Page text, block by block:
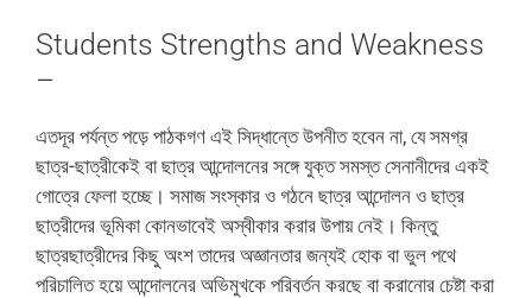
Students Strengths and Weakness
–
এতদূর পর্যন্ত পড়ে পাঠকগণ এই সিদ্ধান্তে উপনীত হবেন না, যে সমগ্র
ছাত্র-ছাত্রীকেই বা ছাত্র আন্দোলনের সঙ্গে যুক্ত সমস্ত সেনানীদের একই
গোত্রে ফেলা হচ্ছে। সমাজ সংস্কার ও গঠনে ছাত্র আন্দোলন ও ছাত্র
ছাত্রীদের ভূমিকা কোনভাবেই অস্বীকার করার উপায় নেই। কিন্তু
ছাত্রছাত্রীদের কিছু অংশ তাদের অজ্ঞানতার জন্যই হোক বা ভুল পথে
পরিচালিত হয়ে আন্দোলনের অভিমুখকে পরিবর্তন করছে বা করানোর চেষ্টা করা